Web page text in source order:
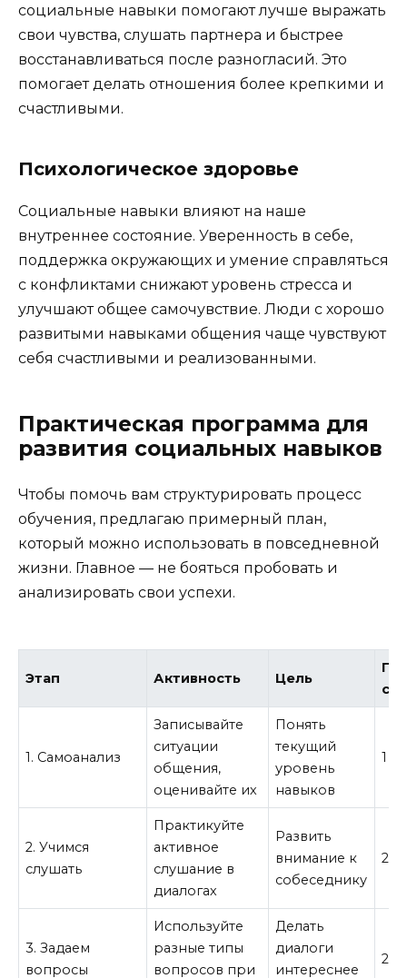
социальные навыки помогают лучше выражать
свои чувства, слушать партнера и быстрее
восстанавливаться после разногласий. Это
помогает делать отношения более крепкими и
счастливыми.
Психологическое здоровье
Социальные навыки влияют на наше
внутреннее состояние. Уверенность в себе,
поддержка окружающих и умение справляться
с конфликтами снижают уровень стресса и
улучшают общее самочувствие. Люди с хорошо
развитыми навыками общения чаще чувствуют
себя счастливыми и реализованными.
Практическая программа для
развития социальных навыков
Чтобы помочь вам структурировать процесс
обучения, предлагаю примерный план,
который можно использовать в повседневной
жизни. Главное — не бояться пробовать и
анализировать свои успехи.
Этап Активность Цель
1. Самоанализ
Записывайте
ситуации
общения,
оценивайте их
Понять
текущий
уровень
навыков
1
2. Учимся
слушать
Практикуйте
активное
слушание в
диалогах
Развить
внимание к
собеседнику
2
3. Задаем
вопросы
Используйте
разные типы
вопросов при
Делать
диалоги
интереснее
2